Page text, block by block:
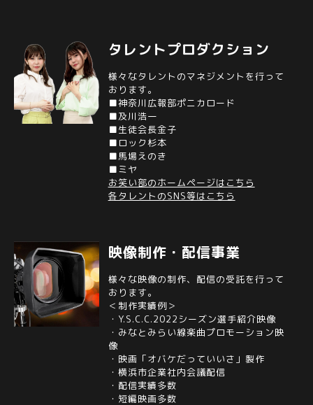
タレントプロダクション
様々なタレントのマネジメントを行って
おります。
■神奈川広報部ポニカロード
■及川浩一
■生徒会長金子
■ロック杉本
■馬場えのき
■ミヤ
お笑い部のホームページはこちら
各タレントのSNS等はこちら
映像制作・配信事業
様々な映像の制作、配信の受託を行って
おります。
＜制作実績例＞
・Y.S.C.C.2022シーズン選手紹介映像
・みなとみらい線楽曲プロモーション映
像
・映画「オバケだっていいさ」製作
・横浜市企業社内会議配信
・配信実績多数
・短編映画多数